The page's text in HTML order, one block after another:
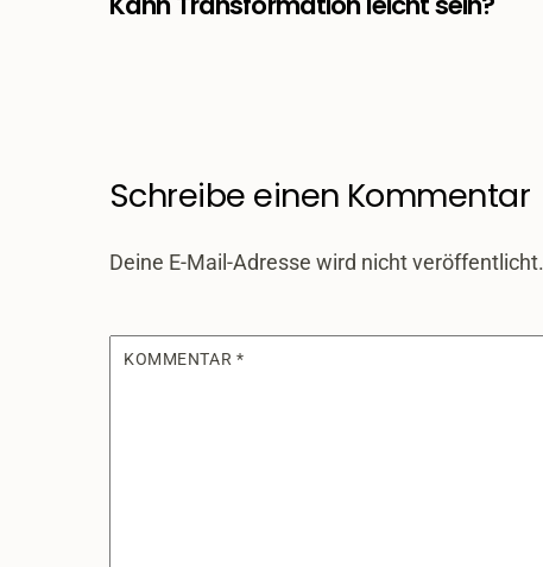
Schreibe einen Kommentar
Deine E-Mail-Adresse wird nicht veröffentlicht.
KOMMENTAR *